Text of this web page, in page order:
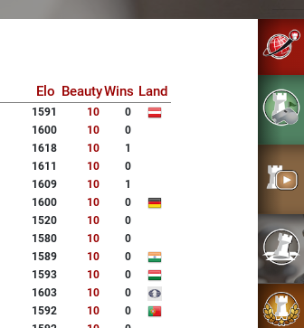
Elo BeautyWins Land
1591 10
0
1600 10
0
1618 10
1
1611 10
0
1609 10
1
1600 10
0
1520 10
0
1580 10
0
1589 10
0
1593 10
0
1603 10
0
1592 10
0